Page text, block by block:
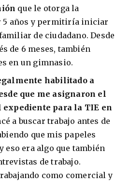
que le otorga la
5 años y permitiría iniciar
de ciudadano. Desde
de 6 meses, también
en un gimnasio.
habilitado a
que me asignaron el
para la TIE en
a buscar trabajo antes de
que mis papeles
eso era algo que también
de trabajo.
como comercial y